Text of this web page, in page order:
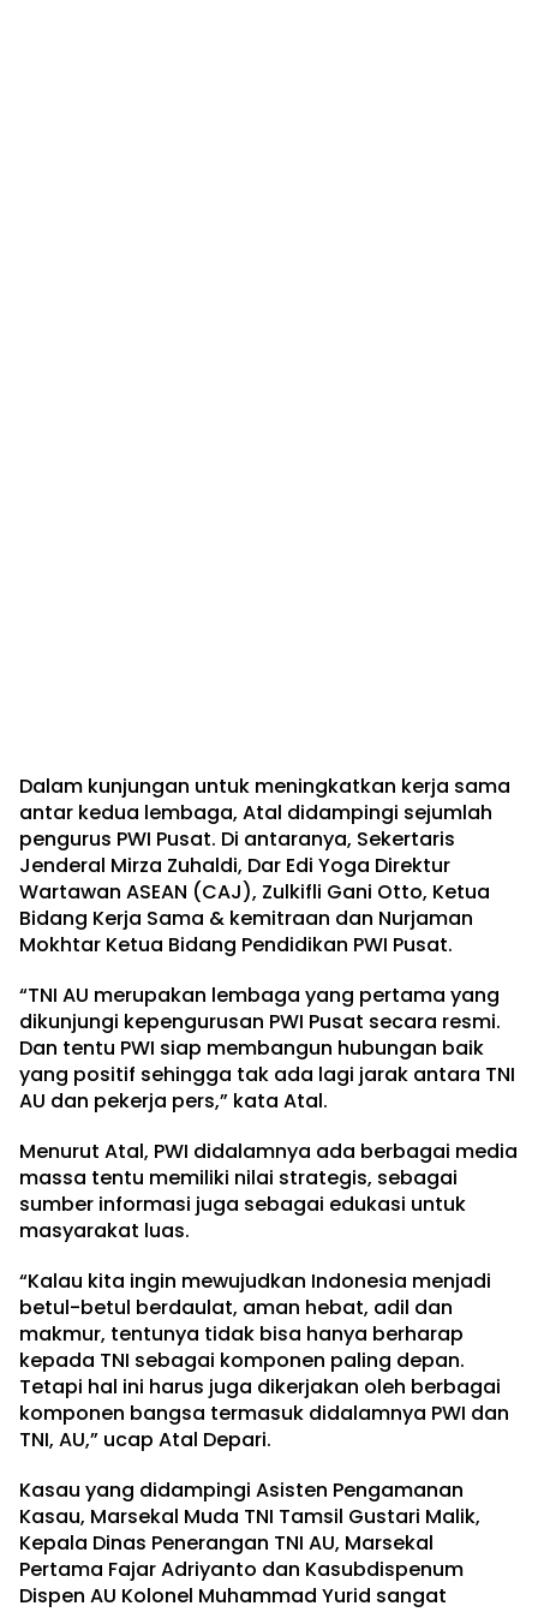
Dalam kunjungan untuk meningkatkan kerja sama
antar kedua lembaga, Atal didampingi sejumlah
pengurus PWI Pusat. Di antaranya, Sekertaris
Jenderal Mirza Zuhaldi, Dar Edi Yoga Direktur
Wartawan ASEAN (CAJ), Zulkifli Gani Otto, Ketua
Bidang Kerja Sama & kemitraan dan Nurjaman
Mokhtar Ketua Bidang Pendidikan PWI Pusat.
“TNI AU merupakan lembaga yang pertama yang
dikunjungi kepengurusan PWI Pusat secara resmi.
Dan tentu PWI siap membangun hubungan baik
yang positif sehingga tak ada lagi jarak antara TNI
AU dan pekerja pers,” kata Atal.
Menurut Atal, PWI didalamnya ada berbagai media
massa tentu memiliki nilai strategis, sebagai
sumber informasi juga sebagai edukasi untuk
masyarakat luas.
“Kalau kita ingin mewujudkan Indonesia menjadi
betul-betul berdaulat, aman hebat, adil dan
makmur, tentunya tidak bisa hanya berharap
kepada TNI sebagai komponen paling depan.
Tetapi hal ini harus juga dikerjakan oleh berbagai
komponen bangsa termasuk didalamnya PWI dan
TNI, AU,” ucap Atal Depari.
Kasau yang didampingi Asisten Pengamanan
Kasau, Marsekal Muda TNI Tamsil Gustari Malik,
Kepala Dinas Penerangan TNI AU, Marsekal
Pertama Fajar Adriyanto dan Kasubdispenum
Dispen AU Kolonel Muhammad Yurid sangat